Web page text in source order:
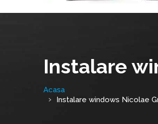
Instalare
Acasa
Instalare windows Nicolae